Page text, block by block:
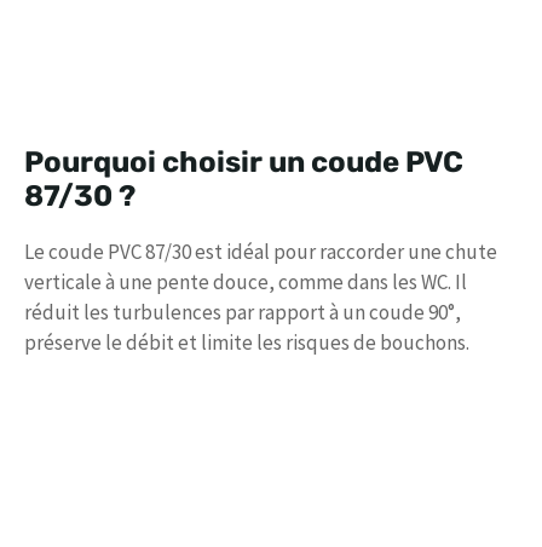
Pourquoi choisir un coude PVC
87/30 ?
Le coude PVC 87/30 est idéal pour raccorder une chute
verticale à une pente douce, comme dans les WC. Il
réduit les turbulences par rapport à un coude 90°,
préserve le débit et limite les risques de bouchons.